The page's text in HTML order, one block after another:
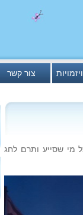
צור קשר
מי שסייע ותרם לחג